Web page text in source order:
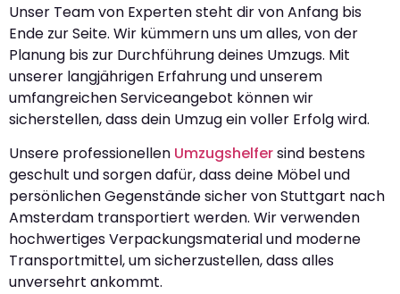
Unser Team von Experten steht dir von Anfang bis
Ende zur Seite. Wir kümmern uns um alles, von der
Planung bis zur Durchführung deines Umzugs. Mit
unserer langjährigen Erfahrung und unserem
umfangreichen Serviceangebot können wir
sicherstellen, dass dein Umzug ein voller Erfolg wird.
Unsere professionellen Umzugshelfersind bestens
geschult und sorgen dafür, dass deine Möbel und
persönlichen Gegenstände sicher von Stuttgart nach
Amsterdam transportiert werden. Wir verwenden
hochwertiges Verpackungsmaterial und moderne
Transportmittel, um sicherzustellen, dass alles
unversehrt ankommt.